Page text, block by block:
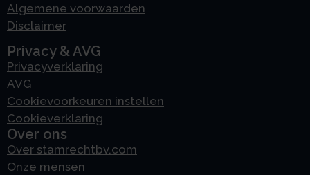
Algemene voorwaarden
Disclaimer
Privacy & AVG
Privacyverklaring
AVG
Cookievoorkeuren instellen
Cookieverklaring
Over ons
Over stamrechtbv.com
Onze mensen